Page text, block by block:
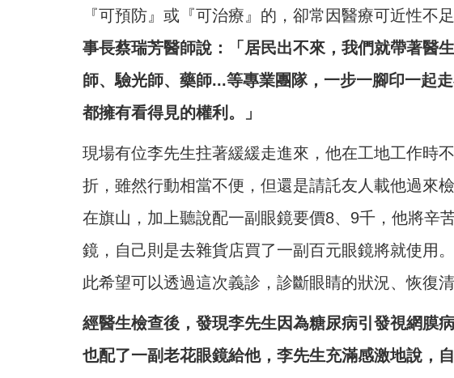
『可預防』或『可治療』的，卻常因醫療可近性不
事長蔡瑞芳醫師說：「居民出不來，我們就帶著醫
師、驗光師、藥師...等專業團隊，一步一腳印一起
都擁有看得見的權利。」
現場有位李先生拄著緩緩走進來，他在工地工作時
折，雖然行動相當不便，但還是請託友人載他過來
在旗山，加上聽說配一副眼鏡要價8、9千，他將辛
鏡，自己則是去雜貨店買了一副百元眼鏡將就使用
此希望可以透過這次義診，診斷眼睛的狀況、恢復清
經醫生檢查後，發現李先生因為糖尿病引發視網膜
也配了一副老花眼鏡給他，李先生充滿感激地說，